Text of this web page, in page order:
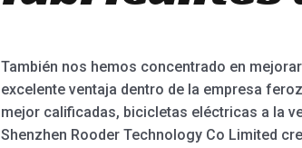
También nos hemos concentrado en
excelente ventaja dentro de la empresa
mejor calificadas, bicicletas eléctricas a la
Shenzhen Rooder Technology Co Limited